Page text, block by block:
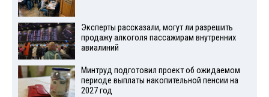
Эксперты рассказали, могут ли разрешить
продажу алкоголя пассажирам внутренних
авиалиний
Минтруд подготовил проект об ожидаемом
периоде выплаты накопительной пенсии на
2027 год